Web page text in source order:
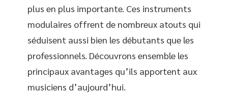
plus en plus importante. Ces instruments
modulaires offrent de nombreux atouts qui
séduisent aussi bien les débutants que les
professionnels. Découvrons ensemble les
principaux avantages qu’ils apportent aux
musiciens d’aujourd’hui.